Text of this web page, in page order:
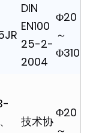
DIN
EN100
25-2-
2004
Φ20
～
Φ310
技术协
Φ20